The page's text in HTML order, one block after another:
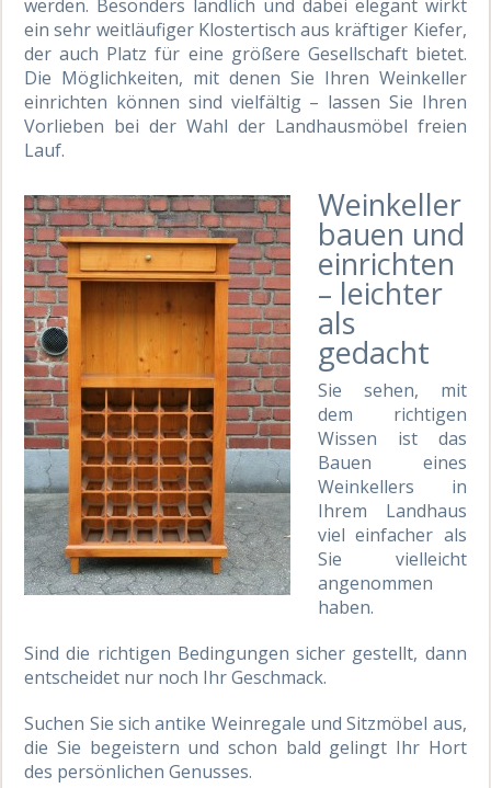
werden. Besonders ländlich und dabei elegant wirkt
ein sehr weitläufiger Klostertisch aus kräftiger Kiefer,
der auch Platz für eine größere Gesellschaft bietet.
Die Möglichkeiten, mit denen Sie Ihren Weinkeller
einrichten können sind vielfältig – lassen Sie Ihren
Vorlieben bei der Wahl der Landhausmöbel freien
Lauf.
Weinkeller
bauen und
einrichten
– leichter
als
gedacht
Sie sehen, mit
dem richtigen
Wissen ist das
Bauen eines
Weinkellers in
Ihrem Landhaus
viel einfacher als
Sie vielleicht
angenommen
haben.
Sind die richtigen Bedingungen sicher gestellt, dann
entscheidet nur noch Ihr Geschmack.
Suchen Sie sich antike Weinregale und Sitzmöbel aus,
die Sie begeistern und schon bald gelingt Ihr Hort
des persönlichen Genusses.